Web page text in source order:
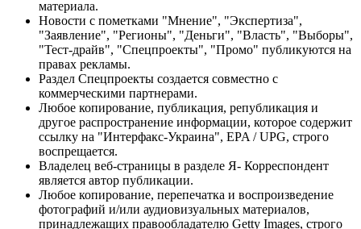
материала.
Новости с пометками "Мнение", "Экспертиза",
"Заявление", "Регионы", "Деньги", "Власть", "Выборы",
"Тест-драйв", "Спецпроекты", "Промо" публикуются на
правах рекламы.
Раздел Спецпроекты создается совместно с
коммерческими партнерами.
Любое копирование, публикация, републикация и
другое распространение информации, которое содержит
ссылку на "Интерфакс-Украина", EPA / UPG, строго
воспрещается.
Владелец веб-страницы в разделе Я- Корреспондент
является автор публикации.
Любое копирование, перепечатка и воспроизведение
фотографий и/или аудиовизуальных материалов,
принадлежащих правообладателю Getty Images, строго